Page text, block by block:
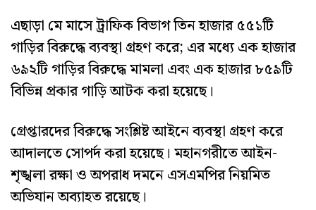
এছাড়া মে মাসে ট্রাফিক বিভাগ তিন হাজার ৫৫১টি
গাড়ির বিরুদ্ধে ব্যবস্থা গ্রহণ করে; এর মধ্যে এক হাজার
৬৯২টি গাড়ির বিরুদ্ধে মামলা এবং এক হাজার ৮৫৯টি
বিভিন্ন প্রকার গাড়ি আটক করা হয়েছে।
গ্রেপ্তারদের বিরুদ্ধে সংশ্লিষ্ট আইনে ব্যবস্থা গ্রহণ করে
আদালতে সোপর্দ করা হয়েছে। মহানগরীতে আইন-
শৃঙ্খলা রক্ষা ও অপরাধ দমনে এসএমপির নিয়মিত
অভিযান অব্যাহত রয়েছে।